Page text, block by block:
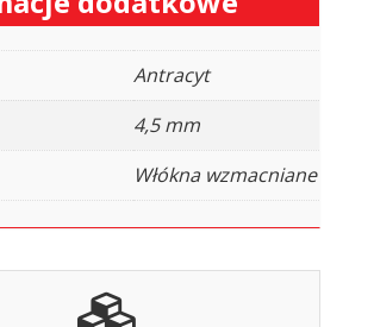
Antracyt
4,5 mm
Włókna wzmacniane